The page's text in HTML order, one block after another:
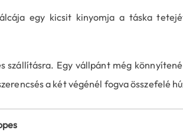
egy kicsit kinyomja a táska
szállításra. Egy vállpánt még
a két végénél fogva összefelé